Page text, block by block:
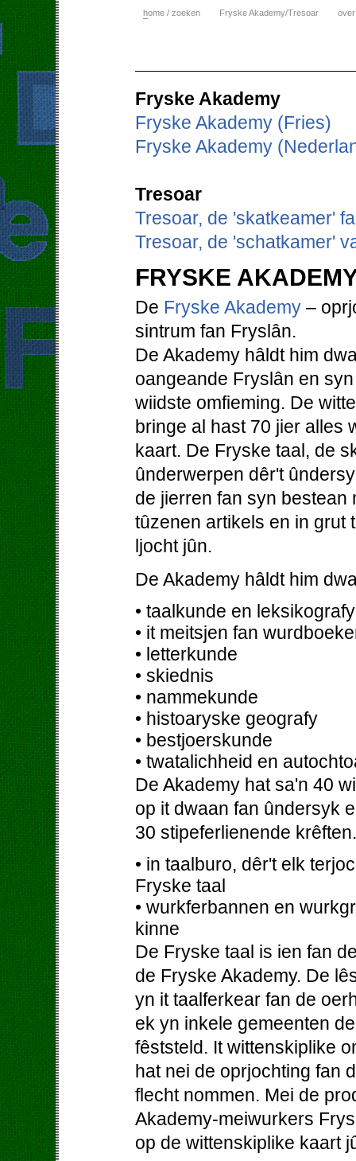
home / zoeken Fryske Akademy/Tresoar
Fryske Akademy
Fryske Akademy (Fries)
Fryske Akademy
Tresoar
Tresoar, de 'skatkeamer'
Tresoar, de 'schatkamer'
FRYSKE
De Fryske Akademy –
sintrum fan Fryslân.
De Akademy hâldt him
oangeande Fryslân en
wiidste omfieming. De
bringe al hast 70 jier alles
kaart. De Fryske taal, de
ûnderwerpen dêr't
de jierren fan syn
tûzenen artikels en in grut
ljocht jûn.
De Akademy hâldt him
• taalkunde en leksikografy
• it meitsjen fan
• letterkunde
• skiednis
• nammekunde
• histoaryske geografy
• bestjoerskunde
• twatalichheid en
De Akademy hat sa'n 40
op it dwaan fan ûndersyk
30 stipeferlienende
• in taalburo, dêr't elk
Fryske taal
• wurkferbannen en
kinne
De Fryske taal is ien fan
de Fryske Akademy. De
yn it taalferkear fan de
ek yn inkele gemeenten
fêststeld. It wittenskiplike
hat nei de oprjochting fan
flecht nommen. Mei de
Akademy-meiwurkers
op de wittenskiplike kaart